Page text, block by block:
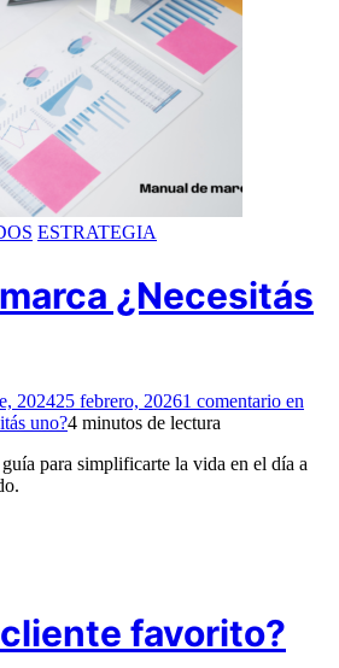
ESTRATEGIA
¿Necesitás
202425 febrero, 20261 comentario en
uno?4 minutos de lectura
para simplificarte la vida en el día a
favorito?